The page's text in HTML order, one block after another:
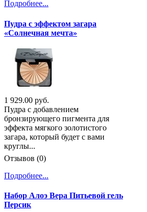
Подробнее...
Пудра с эффектом загара
«Солнечная мечта»
1 929.00 руб.
Пудра с добавлением
бронзирующего пигмента для
эффекта мягкого золотистого
загара, который будет с вами
круглы...
Отзывов (0)
Подробнее...
Набор Алоэ Вера Питьевой гель
Персик